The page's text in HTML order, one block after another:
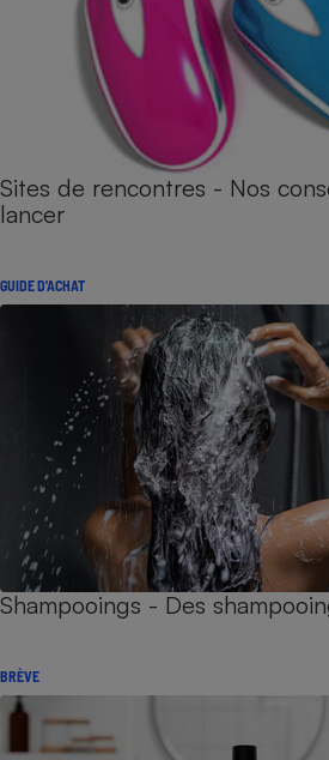
Sites de rencontres - Nos
lancer
GUIDE D'ACHAT
Shampooings - Des
BRÈVE